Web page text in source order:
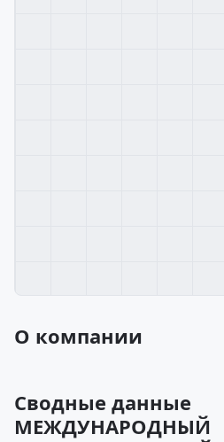
О компании
Сводные данные
МЕЖДУНАРОДНЫЙ